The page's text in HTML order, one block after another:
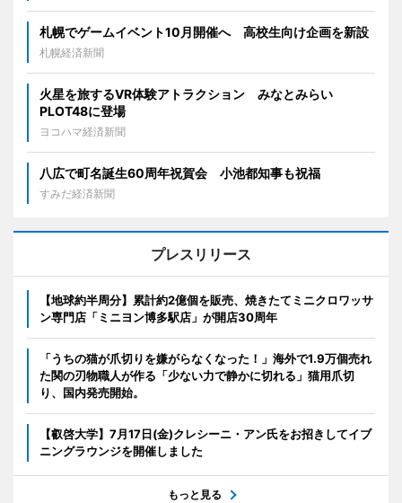
札幌でゲームイベント10月開催へ 高校生向け企画を新設
札幌経済新聞
火星を旅するVR体験アトラクション みなとみらい
PLOT48に登場
ヨコハマ経済新聞
八広で町名誕生60周年祝賀会 小池都知事も祝福
すみだ経済新聞
プレスリリース
【地球約半周分】累計約2億個を販売、焼きたてミニクロワッサ
ン専門店「ミニヨン博多駅店」が開店30周年
「うちの猫が爪切りを嫌がらなくなった！」海外で1.9万個売れ
た関の刃物職人が作る「少ない力で静かに切れる」猫用爪切
り、国内発売開始。
【叡啓大学】7月17日(金)クレシーニ・アン氏をお招きしてイブ
ニングラウンジを開催しました
もっと見る